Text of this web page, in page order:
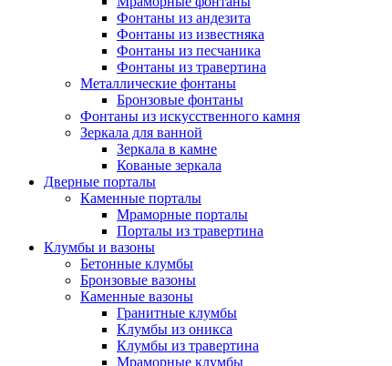
Фонтаны из андезита
Фонтаны из известняка
Фонтаны из песчаника
Фонтаны из травертина
Металлические фонтаны
Бронзовые фонтаны
Фонтаны из искусственного камня
Зеркала для ванной
Зеркала в камне
Кованые зеркала
Дверные порталы
Каменные порталы
Мраморные порталы
Порталы из травертина
Клумбы и вазоны
Бетонные клумбы
Бронзовые вазоны
Каменные вазоны
Гранитные клумбы
Клумбы из оникса
Клумбы из травертина
Мраморные клумбы